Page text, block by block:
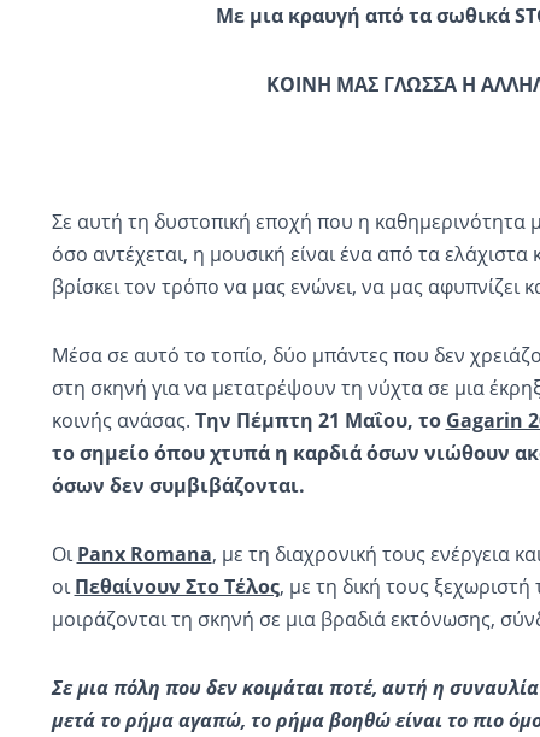
Με μια κραυγή από τα σωθικά
ΚΟΙΝΗ MAΣ ΓΛΩΣΣΑ Η
Σε αυτή τη δυστοπική εποχή που η καθημερινότητα
όσο αντέχεται, η μουσική είναι ένα από τα ελάχιστα
βρίσκει τον τρόπο να μας ενώνει, να μας αφυπνίζει
Μέσα σε αυτό το τοπίο, δύο μπάντες που δεν
στη σκηνή για να μετατρέψουν τη νύχτα σε μια
κοινής ανάσας. Την Πέμπτη 21 Μαΐου, το Gagarin
το σημείο όπου χτυπά η καρδιά όσων νιώθουν
όσων δεν συμβιβάζονται.
ΟιPanx Romana, με τη διαχρονική τους ενέργεια
οιΠεθαίνουν Στο Τέλος, με τη δική τους
μοιράζονται τη σκηνή σε μια βραδιά εκτόνωσης,
Σε μια πόλη που δεν κοιμάται ποτέ, αυτή η
μετά το ρήμα αγαπώ, το ρήμα βοηθώ είναι το πιο